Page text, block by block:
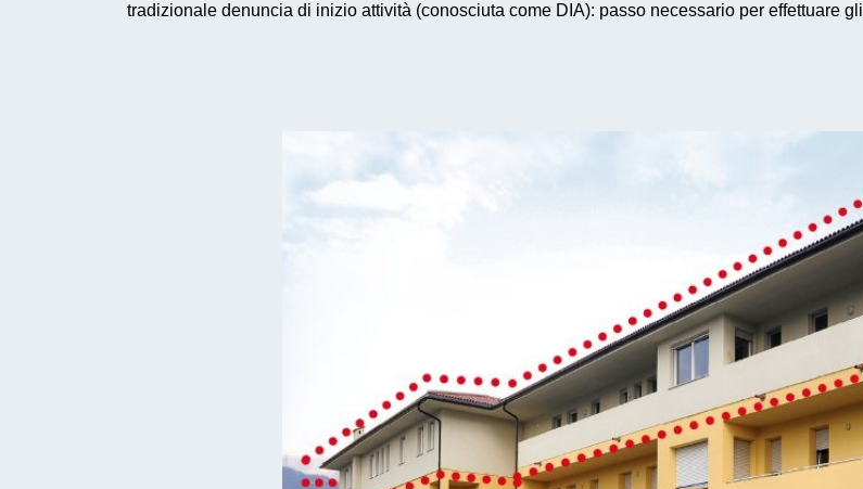
tradizionale denuncia di inizio attività (conosciuta come DIA): passo necessario per effettuare gli